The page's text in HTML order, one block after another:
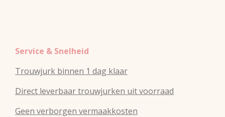
Service & Snelheid
Trouwjurk binnen 1 dag klaar
Direct leverbaar trouwjurken uit voorraad
Geen verborgen vermaakkosten